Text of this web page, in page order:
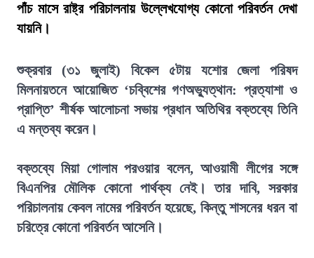
পাঁচ মাসে রাষ্ট্র পরিচালনায় উল্লেখযোগ্য কোনো পরিবর্তন দেখা
যায়নি।
শুক্রবার (৩১ জুলাই) বিকেল ৫টায় যশোর জেলা পরিষদ
মিলনায়তনে আয়োজিত ‘চব্বিশের গণঅভ্যুত্থান: প্রত্যাশা ও
প্রাপ্তি’ শীর্ষক আলোচনা সভায় প্রধান অতিথির বক্তব্যে তিনি
এ মন্তব্য করেন।
বক্তব্যে মিয়া গোলাম পরওয়ার বলেন, আওয়ামী লীগের সঙ্গে
বিএনপির মৌলিক কোনো পার্থক্য নেই। তার দাবি, সরকার
পরিচালনায় কেবল নামের পরিবর্তন হয়েছে, কিন্তু শাসনের ধরন বা
চরিত্রে কোনো পরিবর্তন আসেনি।